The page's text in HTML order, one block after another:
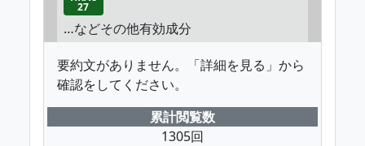
27
…などその他有効成分
要約文がありません。「詳細を見る」から
確認をしてください。
累計閲覧数
1305回